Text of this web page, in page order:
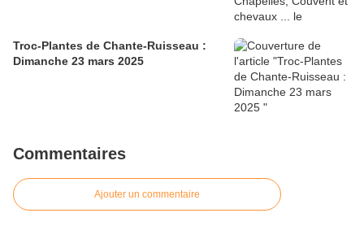
Troc-Plantes de Chante-Ruisseau :
Dimanche 23 mars 2025
Commentaires
Ajouter un commentaire